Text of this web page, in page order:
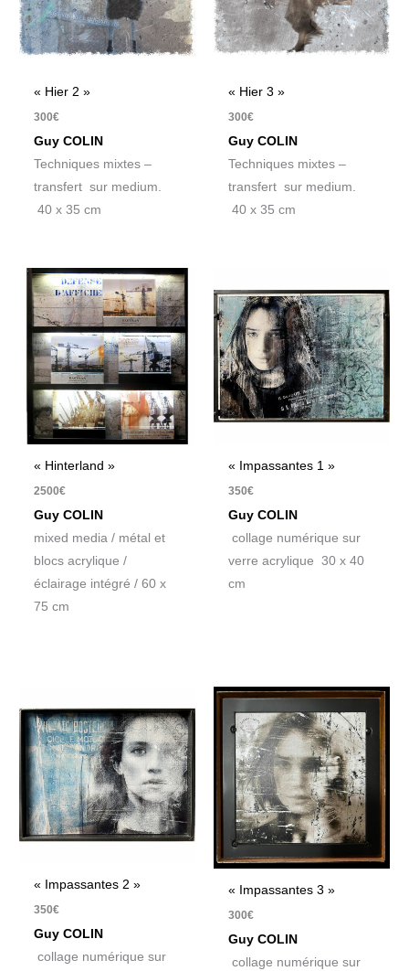
« Hier 2 »
300€
Guy COLIN
Techniques mixtes –
transfert sur medium.
40 x 35 cm
« Hier 3 »
300€
Guy COLIN
Techniques mixtes –
transfert sur medium.
40 x 35 cm
« Hinterland »
2500€
Guy COLIN
mixed media / métal et
blocs acrylique /
éclairage intégré / 60 x
75 cm
« Impassantes 1 »
350€
Guy COLIN
collage numérique sur
verre acrylique 30 x 40
cm
« Impassantes 2 »
350€
Guy COLIN
collage numérique sur
« Impassantes 3 »
300€
Guy COLIN
collage numérique sur